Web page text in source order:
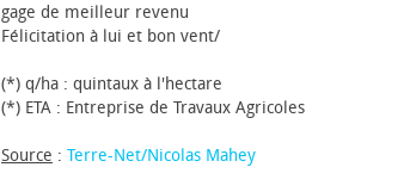
gage de meilleur revenu
Félicitation à lui et bon vent/
(*) q/ha : quintaux à l'hectare
(*) ETA : Entreprise de Travaux Agricoles
Source : Terre-Net/Nicolas Mahey